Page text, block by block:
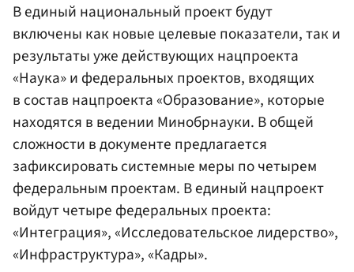
В единый национальный проект будут
включены как новые целевые показатели, так и
результаты уже действующих нацпроекта
«Наука» и федеральных проектов, входящих
в состав нацпроекта «Образование», которые
находятся в ведении Минобрнауки. В общей
сложности в документе предлагается
зафиксировать системные меры по четырем
федеральным проектам. В единый нацпроект
войдут четыре федеральных проекта:
«Интеграция», «Исследовательское лидерство»,
«Инфраструктура», «Кадры».